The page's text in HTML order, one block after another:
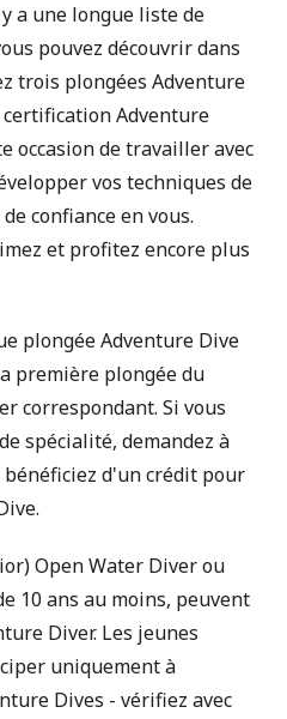
a une longue liste de
pouvez découvrir dans
trois plongées Adventure
Adventure
occasion de travailler avec
vos techniques de
confiance en vous.
et profitez encore plus
plongée Adventure Dive
première plongée du
correspondant. Si vous
spécialité, demandez à
d'un crédit pour
Open Water Diver ou
10 ans au moins, peuvent
Diver. Les jeunes
uniquement à
Dives - vérifiez avec